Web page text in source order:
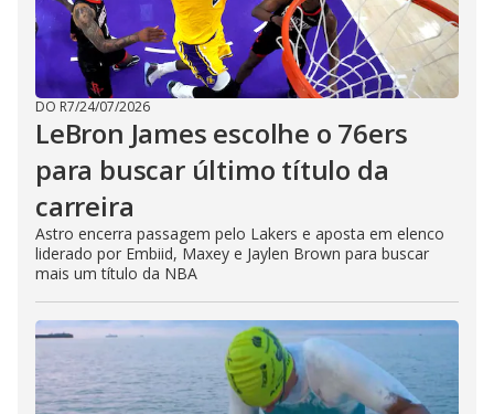
DO R7/24/07/2026
LeBron James escolhe o 76ers
para buscar último título da
carreira
Astro encerra passagem pelo Lakers e aposta em elenco
liderado por Embiid, Maxey e Jaylen Brown para buscar
mais um título da NBA